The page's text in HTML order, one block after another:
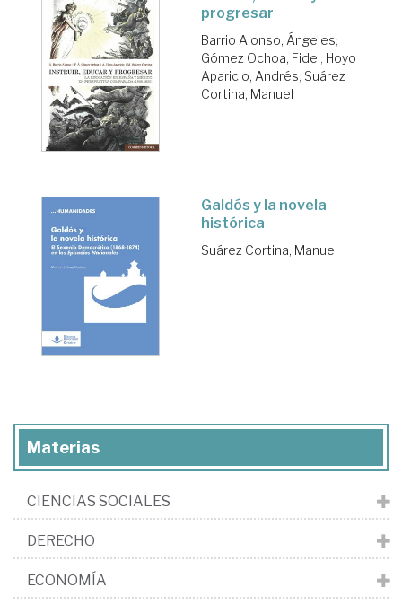
progresar
Barrio Alonso, Ángeles;
Gómez Ochoa, Fidel; Hoyo
Aparicio, Andrés; Suárez
Cortina, Manuel
Galdós y la novela
histórica
Suárez Cortina, Manuel
Materias
CIENCIAS SOCIALES
DERECHO
ECONOMÍA